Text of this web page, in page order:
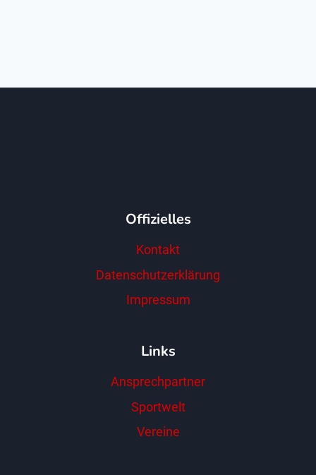
Offizielles
Kontakt
Datenschutzerklärung
Impressum
Links
Ansprechpartner
Sportwelt
Vereine